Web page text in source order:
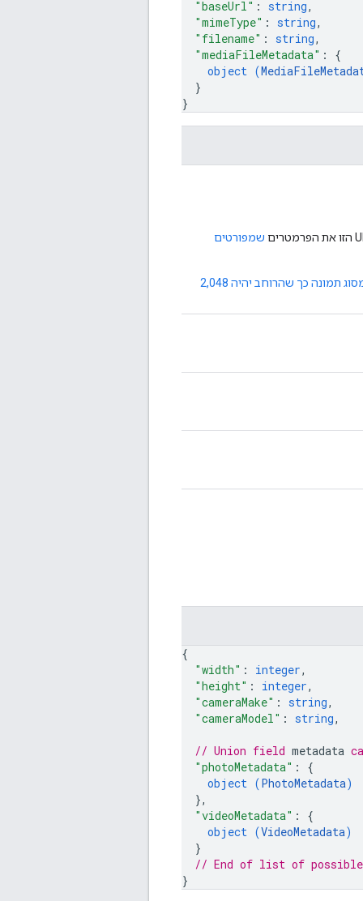
"baseUrl" : string,
"mimeType" : string,
"filename" : string,
"mediaFileMetadata" : {
object (
}
}
שמפורטים
יגדיר את המידות של פריט מדיה מסוג תמונה כך שהרוחב יהיה 2,048
{
"width" : integer,
"height" : integer,
"cameraMake" : string,
"cameraModel" : string,
// Union field metadata
"photoMetadata" : {
object (PhotoMetadata)
},
"videoMetadata" : {
object (VideoMetadata)
}
// End of list of
}